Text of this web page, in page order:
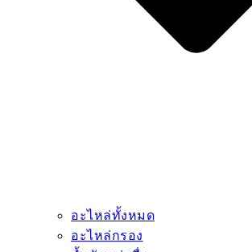
อะไหล่ทั้งหมด
อะไหล่กรอง